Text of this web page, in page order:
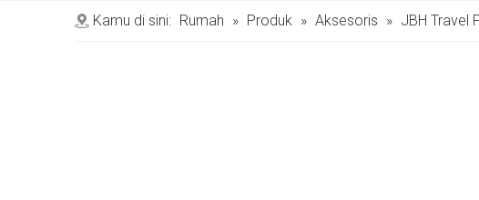
Kamu di sini: Rumah » Produk » Aksesoris » JBH Travel